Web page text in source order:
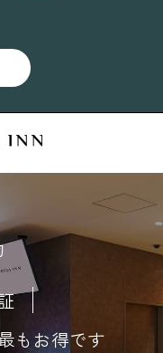
もお得です